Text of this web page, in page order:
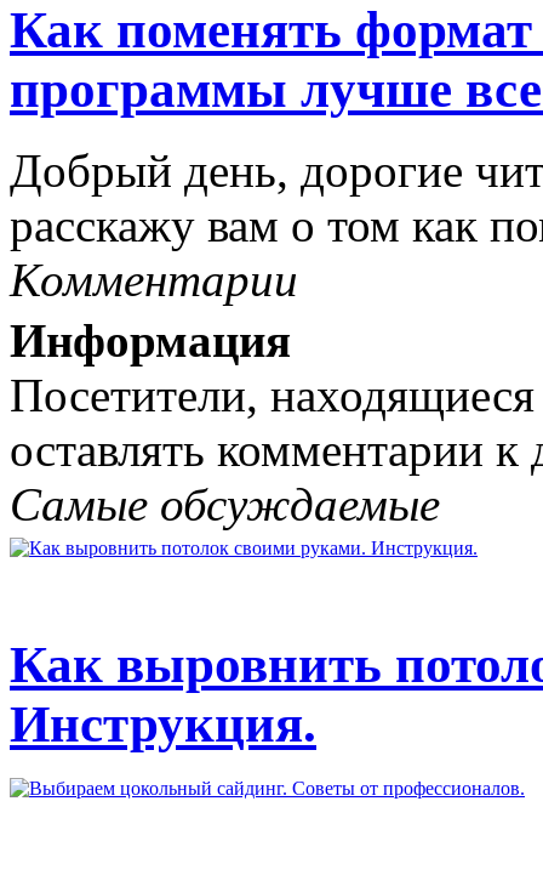
Как поменять
программы лучше
Добрый день, дорогие
расскажу вам о том как
Комментарии
Информация
Посетители,
оставлять комментарии
Самые обсуждаемые
Как выровнить
Инструкция.